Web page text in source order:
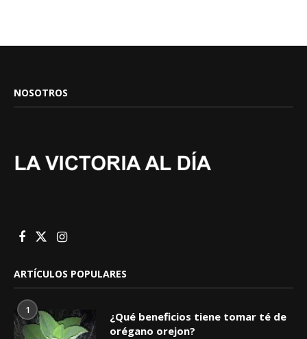
NOSOTROS
ARTÍCULOS POPULARES
1
¿Qué beneficios tiene tomar té de
orégano orejon?